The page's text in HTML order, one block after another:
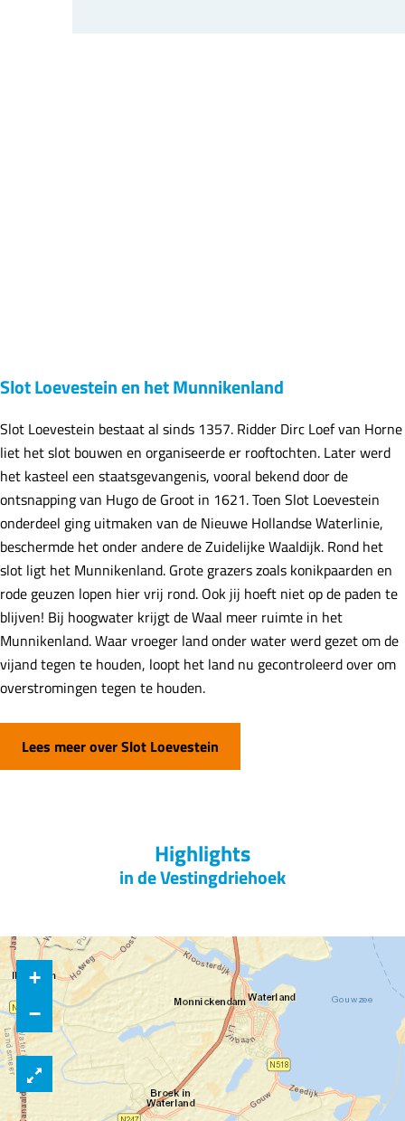
Slot Loevestein en het Munnikenland
Slot Loevestein bestaat al sinds 1357. Ridder Dirc Loef van Horne
liet het slot bouwen en organiseerde er rooftochten. Later werd
het kasteel een staatsgevangenis, vooral bekend door de
ontsnapping van Hugo de Groot in 1621. Toen Slot Loevestein
onderdeel ging uitmaken van de Nieuwe Hollandse Waterlinie,
beschermde het onder andere de Zuidelijke Waaldijk. Rond het
slot ligt het Munnikenland. Grote grazers zoals konikpaarden en
rode geuzen lopen hier vrij rond. Ook jij hoeft niet op de paden te
blijven! Bij hoogwater krijgt de Waal meer ruimte in het
Munnikenland. Waar vroeger land onder water werd gezet om de
vijand tegen te houden, loopt het land nu gecontroleerd over om
overstromingen tegen te houden.
Lees meer over Slot Loevestein
Highlights
in de Vestingdriehoek
+
−